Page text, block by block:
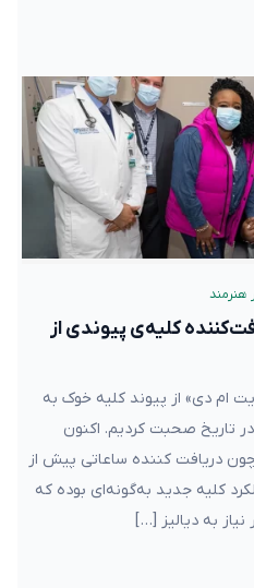
هنرمند
کلیه‌ی پیوندی از
ام دی» از پیوند کلیه خوک به
تاریخ صحبت کردیم. اکنون
دریافت کننده‌ ساعاتی پیش از
کلیه جدید به‌گونه‌ای بوده که